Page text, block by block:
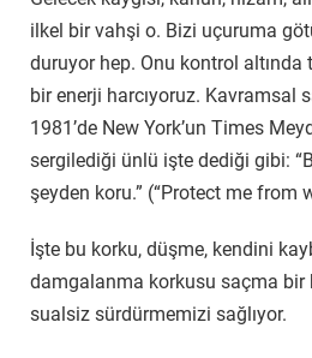
ilkel bir vahşi o. Bizi uçuruma
duruyor hep. Onu kontrol
bir enerji harcıyoruz. Kavramsal
1981’de New York’un Times
sergilediği ünlü işte dediği gibi:
şeyden koru.” (“Protect me from
İşte bu korku, düşme, kendini
damgalanma korkusu saçma bir
sualsiz sürdürmemizi sağlıyor.